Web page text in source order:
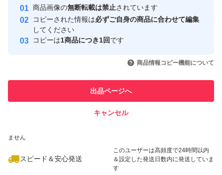
ひと塗りで均一に密着。明るい素肌質感続く。
2025年4月以降、順次、こちらの「新デザイン」パッケー
中身に変更はございません。
と密着。粉っぽさを感じないなめらかな仕上がりを叶えま
す。光を味方に肌に明るさを与え毛穴、色むら、くすみを
自然にカバー。皮脂による不快なテカリやとれ・ヨレを防
安心取引出品者
心・安全なユーザーです
取引実績
引を完了させた実績があります
での取引実績があります
ません
スピード＆安心発送
このユーザーは高頻度で24時間以内
＆設定した発送日数内に発送していま
す
商品画像の無断転載は禁止されています
コピーされた情報は必ずご自身の商品に合わせて編集
してください
コピーは1商品につき1回です
商品情報コピー機能について
出品ページへ
キャンセル